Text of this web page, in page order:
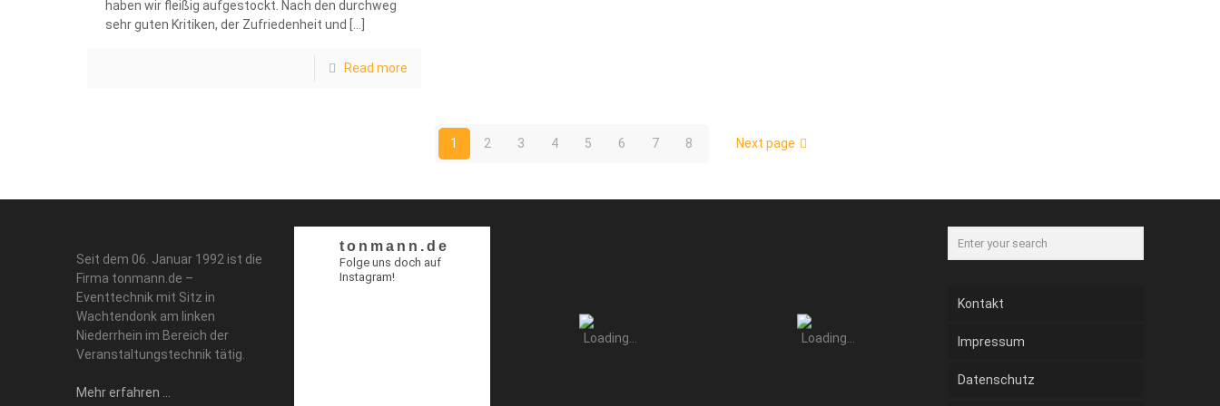
haben wir fleißig aufgestockt. Nach den durchweg
sehr guten Kritiken, der Zufriedenheit und
[…]
Read more
1 2 3 4 5 6 7 8 Next page
Seit dem 06. Januar 1992 ist die
Firma tonmann.de –
Eventtechnik mit Sitz in
Wachtendonk am linken
Niederrhein im Bereich der
Veranstaltungstechnik tätig.
Mehr erfahren ...
tonmann.de
Folge uns doch auf
Instagram!
Kontakt
Impressum
Datenschutz